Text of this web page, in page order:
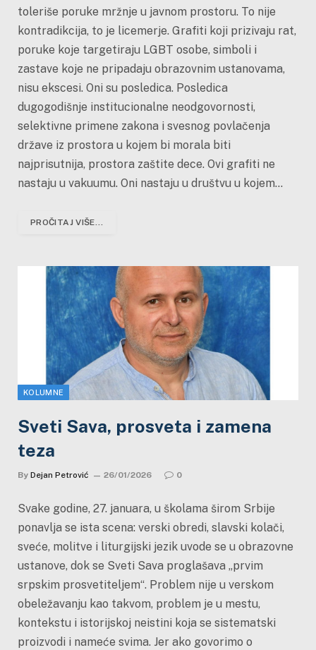
toleriše poruke mržnje u javnom prostoru. To nije
kontradikcija, to je licemerje. Grafiti koji prizivaju rat,
poruke koje targetiraju LGBT osobe, simboli i
zastave koje ne pripadaju obrazovnim ustanovama,
nisu ekscesi. Oni su posledica. Posledica
dugogodišnje institucionalne neodgovornosti,
selektivne primene zakona i svesnog povlačenja
države iz prostora u kojem bi morala biti
najprisutnija, prostora zaštite dece. Ovi grafiti ne
nastaju u vakuumu. Oni nastaju u društvu u kojem…
PROČITAJ VIŠE...
KOLUMNE
Sveti Sava, prosveta i zamena
teza
By Dejan Petrović 26/01/2026 0
Svake godine, 27. januara, u školama širom Srbije
ponavlja se ista scena: verski obredi, slavski kolači,
sveće, molitve i liturgijski jezik uvode se u obrazovne
ustanove, dok se Sveti Sava proglašava „prvim
srpskim prosvetiteljem“. Problem nije u verskom
obeležavanju kao takvom, problem je u mestu,
kontekstu i istorijskoj neistini koja se sistematski
proizvodi i nameće svima. Jer ako govorimo o